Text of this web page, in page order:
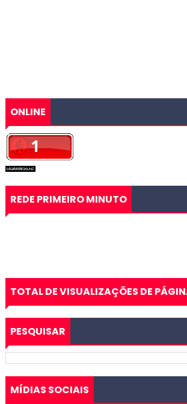
ONLINE
REDE PRIMEIRO MINUTO
TOTAL DE VISUALIZAÇÕES DE
PESQUISAR
MÍDIAS SOCIAIS